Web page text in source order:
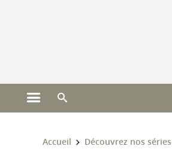
Ouvrir le menu principal
Vous êtes ici :
Accueil Découvrez nos séries